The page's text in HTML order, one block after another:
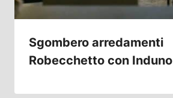
Sgombero arredamenti
Robecchetto con Induno